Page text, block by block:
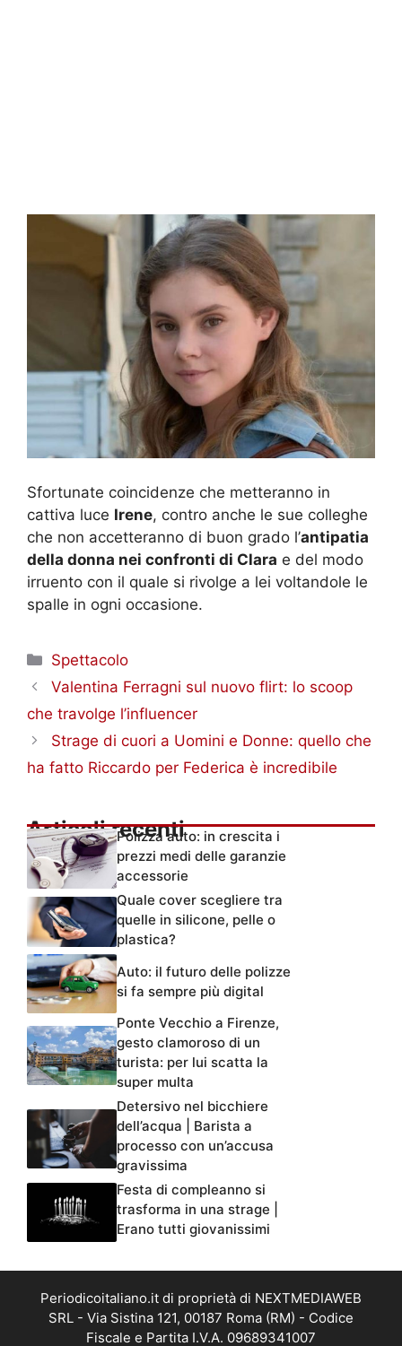
Sfortunate coincidenze che metteranno in
cattiva luce Irene, contro anche le sue colleghe
che non accetteranno di buon grado l’antipatia
della donna nei confronti di Clara e del modo
irruento con il quale si rivolge a lei voltandole le
spalle in ogni occasione.
Categorie
Spettacolo
Valentina Ferragni sul nuovo flirt: lo scoop
che travolge l’influencer
Strage di cuori a Uomini e Donne: quello che
ha fatto Riccardo per Federica è incredibile
Articoli recentiPolizza auto: in crescita i
prezzi medi delle garanzie
accessorie
Quale cover scegliere tra
quelle in silicone, pelle o
plastica?
Auto: il futuro delle polizze
si fa sempre più digital
Ponte Vecchio a Firenze,
gesto clamoroso di un
turista: per lui scatta la
super multa
Detersivo nel bicchiere
dell’acqua | Barista a
processo con un’accusa
gravissima
Festa di compleanno si
trasforma in una strage |
Erano tutti giovanissimi
Periodicoitaliano.it di proprietà di NEXTMEDIAWEB
SRL - Via Sistina 121, 00187 Roma (RM) - Codice
Fiscale e Partita I.V.A. 09689341007